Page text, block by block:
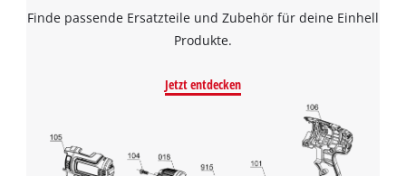
Finde passende Ersatzteile und Zubehör für deine Einhell
Produkte.
Jetzt entdecken